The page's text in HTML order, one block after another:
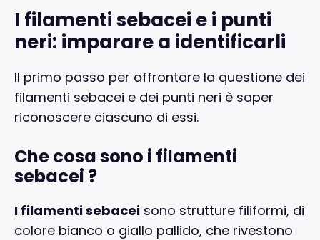
I filamenti sebacei e i punti
neri: imparare a identificarli
Il primo passo per affrontare la questione dei
filamenti sebacei e dei punti neri è saper
riconoscere ciascuno di essi.
Che cosa sono i filamenti
sebacei ?
I filamenti sebacei sono strutture filiformi, di
colore bianco o giallo pallido, che rivestono